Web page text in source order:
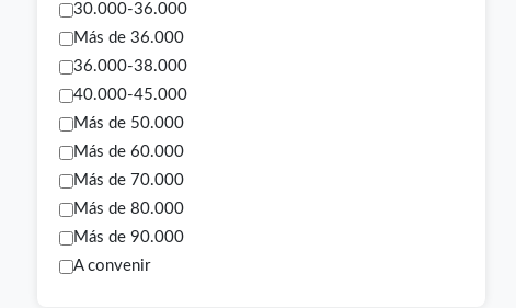
30.000-36.000
Más de 36.000
36.000-38.000
40.000-45.000
Más de 50.000
Más de 60.000
Más de 70.000
Más de 80.000
Más de 90.000
A convenir